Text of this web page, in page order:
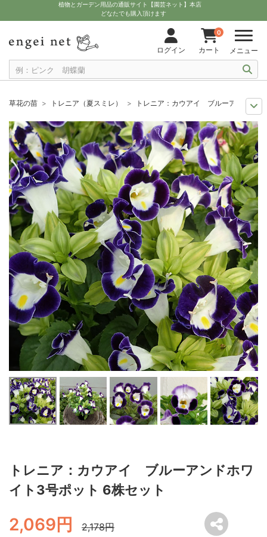
植物とガーデン用品の通販サイト【園芸ネット】本店
どなたでも購入頂けます
ログイン
0
カート メニュー
草花の苗 トレニア（夏スミレ）
トレニア：カウアイ ブルーアンドホ
夏の園芸
夏に似合うブルーの花
トレニア：カウアイ ブルーアンドホワ
夏の園芸
花壇におすすめ トレニア：カウアイ ブルーアンドホワイト3
トレニア：カウアイ ブルーアンドホワ
イト3号ポット 6株セット
2,069円 2,178円